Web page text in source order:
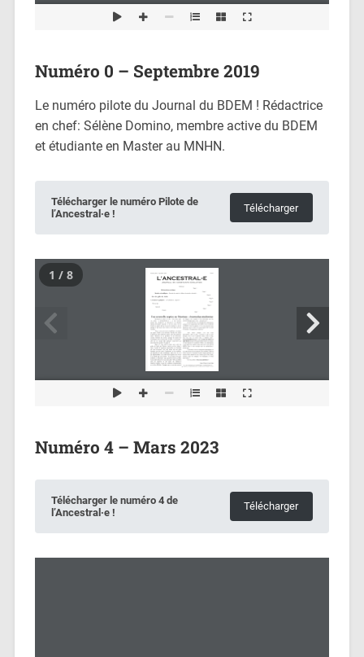
Numéro 0 – Septembre 2019
Le numéro pilote du Journal du BDEM ! Rédactrice
en chef: Sélène Domino, membre active du BDEM
et étudiante en Master au MNHN.
Télécharger le numéro Pilote de
l’Ancestral·e !
Télécharger
1 / 8
Numéro 4 – Mars 2023
Télécharger le numéro 4 de
l’Ancestral·e !
Télécharger